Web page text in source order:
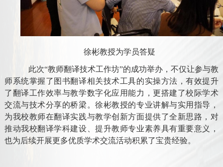
徐彬教授为学员答疑
此次“教师翻译技术工作坊”的成功举办，不仅让参与教
师系统掌握了图书翻译相关技术工具的实操方法，有效提升
了翻译工作效率与教学数字化应用能力，更搭建了校际学术
交流与技术分享的桥梁。徐彬教授的专业讲解与实用指导，
为我校教师在翻译实践与教学创新方面提供了全新思路，对
推动我校翻译学科建设、提升教师专业素养具有重要意义，
也为后续开展更多优质学术交流活动积累了宝贵经验。